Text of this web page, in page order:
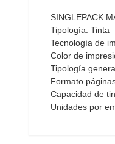
galería
imágenes
SINGLEPACK
Tipología: Tinta
Tecnología de
Color de
Tipología
Formato
Capacidad de
Unidades por